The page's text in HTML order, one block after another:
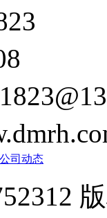
公司动态